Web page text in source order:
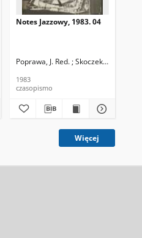
Skoczek, T. Red.
Notes Jazzowy, 1983. 04
Poprawa, J. Red. ; Skoczek T. Red.
1983
czasopismo
Więcej